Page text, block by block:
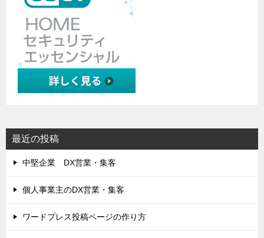
最近の投稿
中堅企業 DX営業・集客
個人事業主のDX営業・集客
ワードプレス投稿ページの作り方